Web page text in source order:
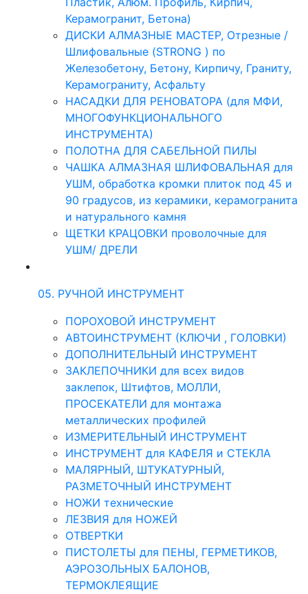
Керамогранит, Бетона)
ДИСКИ АЛМАЗНЫЕ МАСТЕР, Отрезные /
Шлифовальные (STRONG ) по
Железобетону, Бетону, Кирпичу, Граниту,
Керамограниту, Асфальту
НАСАДКИ ДЛЯ РЕНОВАТОРА (для МФИ,
МНОГОФУНКЦИОНАЛЬНОГО
ИНСТРУМЕНТА)
ПОЛОТНА ДЛЯ САБЕЛЬНОЙ ПИЛЫ
ЧАШКА АЛМАЗНАЯ ШЛИФОВАЛЬНАЯ для
УШМ, обработка кромки плиток под 45 и
90 градусов, из керамики, керамогранита
и натурального камня
ЩЕТКИ КРАЦОВКИ проволочные для
УШМ/ ДРЕЛИ
05. РУЧНОЙ ИНСТРУМЕНТ
ПОРОХОВОЙ ИНСТРУМЕНТ
АВТОИНСТРУМЕНТ (КЛЮЧИ , ГОЛОВКИ)
ДОПОЛНИТЕЛЬНЫЙ ИНСТРУМЕНТ
ЗАКЛЕПОЧНИКИ для всех видов
заклепок, Штифтов, МОЛЛИ,
ПРОСЕКАТЕЛИ для монтажа
металлических профилей
ИЗМЕРИТЕЛЬНЫЙ ИНСТРУМЕНТ
ИНСТРУМЕНТ для КАФЕЛЯ и СТЕКЛА
МАЛЯРНЫЙ, ШТУКАТУРНЫЙ,
РАЗМЕТОЧНЫЙ ИНСТРУМЕНТ
НОЖИ технические
ЛЕЗВИЯ для НОЖЕЙ
ОТВЕРТКИ
ПИСТОЛЕТЫ для ПЕНЫ, ГЕРМЕТИКОВ,
АЭРОЗОЛЬНЫХ БАЛОНОВ,
ТЕРМОКЛЕЯЩИЕ